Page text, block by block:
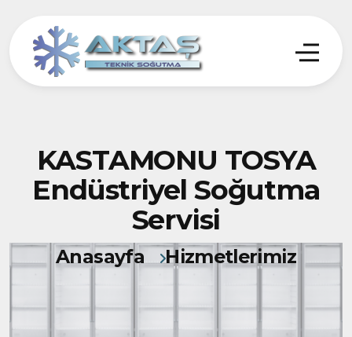
KASTAMONU TOSYA
Endüstriyel Soğutma
Servisi
Anasayfa Hizmetlerimiz